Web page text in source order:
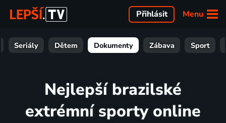
Menu
Přihlásit
Seriály Dětem Dokumenty Zábava Sport
Nejlepší brazilské
extrémní sporty online